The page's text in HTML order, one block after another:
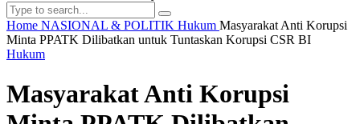
Home NASIONAL & POLITIK Hukum Masyarakat Anti Korupsi
Minta PPATK Dilibatkan untuk Tuntaskan Korupsi CSR BI
Hukum
Masyarakat Anti Korupsi